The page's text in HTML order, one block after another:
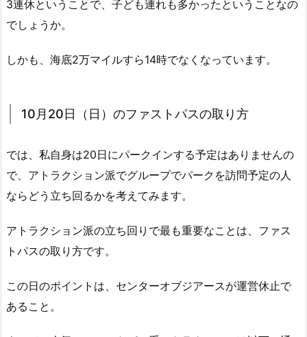
3連休ということで、子ども連れも多かったということなの
でしょうか。
しかも、海底2万マイルすら14時でなくなっています。
10月20日（日）のファストパスの取り方
では、私自身は20日にパークインする予定はありませんの
で、アトラクション派でグループでパークを訪問予定の人
ならどう立ち回るかを考えてみます。
アトラクション派の立ち回りで最も重要なことは、ファス
トパスの取り方です。
この日のポイントは、センターオブジアースが運営休止で
あること。